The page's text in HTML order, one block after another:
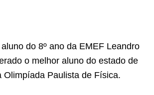
do 8º ano da EMEF Leandro
o melhor aluno do estado de
Olimpíada Paulista de Física.